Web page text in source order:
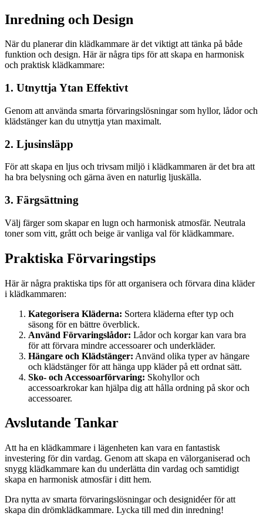
Inredning och Design
När du planerar din klädkammare är det viktigt att tänka på både
funktion och design. Här är några tips för att skapa en harmonisk
och praktisk klädkammare:
1. Utnyttja Ytan Effektivt
Genom att använda smarta förvaringslösningar som hyllor, lådor och
klädstänger kan du utnyttja ytan maximalt.
2. Ljusinsläpp
För att skapa en ljus och trivsam miljö i klädkammaren är det bra att
ha bra belysning och gärna även en naturlig ljuskälla.
3. Färgsättning
Välj färger som skapar en lugn och harmonisk atmosfär. Neutrala
toner som vitt, grått och beige är vanliga val för klädkammare.
Praktiska Förvaringstips
Här är några praktiska tips för att organisera och förvara dina kläder
i klädkammaren:
Kategorisera Kläderna: Sortera kläderna efter typ och
säsong för en bättre överblick.
Använd Förvaringslådor: Lådor och korgar kan vara bra
för att förvara mindre accessoarer och underkläder.
Hängare och Klädstänger: Använd olika typer av hängare
och klädstänger för att hänga upp kläder på ett ordnat sätt.
Sko- och Accessoarförvaring: Skohyllor och
accessoarkrokar kan hjälpa dig att hålla ordning på skor och
accessoarer.
Avslutande Tankar
Att ha en klädkammare i lägenheten kan vara en fantastisk
investering för din vardag. Genom att skapa en välorganiserad och
snygg klädkammare kan du underlätta din vardag och samtidigt
skapa en harmonisk atmosfär i ditt hem.
Dra nytta av smarta förvaringslösningar och designidéer för att
skapa din drömklädkammare. Lycka till med din inredning!